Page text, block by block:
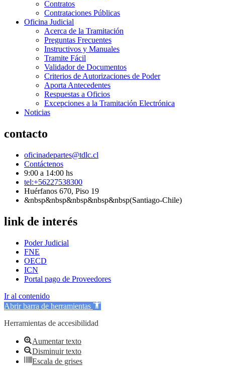
Contratos
Contrataciones Públicas
Oficina Judicial
Acerca de la Tramitación
Preguntas Frecuentes
Instructivos y Manuales
Tramite Fácil
Validador de Documentos
Criterios de Autorizaciones de Poder
Aporta Antecedentes
Respuestas a Oficios
Excepciones a la Tramitación Electrónica
Noticias
contacto
oficinadepartes@tdlc.cl
Contáctenos
9:00 a 14:00 hs
tel:+56227538300
Huérfanos 670, Piso 19
&nbsp&nbsp&nbsp&nbsp&nbsp(Santiago-Chile)
link de interés
Poder Judicial
FNE
OECD
ICN
Portal pago de Proveedores
Ir al contenido
Abrir barra de herramientas
Herramientas de accesibilidad
Aumentar texto
Disminuir texto
Escala de grises